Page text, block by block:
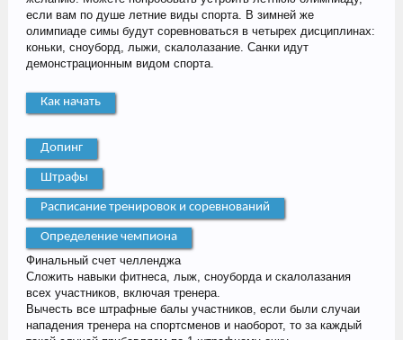
если вам по душе летние виды спорта. В зимней же
олимпиаде симы будут соревноваться в четырех дисциплинах:
коньки, сноуборд, лыжи, скалолазание. Санки идут
демонстрационным видом спорта.
Как начать
Допинг
Штрафы
Расписание тренировок и соревнований
Определение чемпиона
Финальный счет челленджа
Сложить навыки фитнеса, лыж, сноуборда и скалолазания
всех участников, включая тренера.
Вычесть все штрафные балы участников, если были случаи
нападения тренера на спортсменов и наоборот, то за каждый